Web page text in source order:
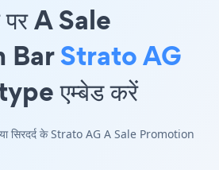
पर A Sale
BarStrato AG
एम्बेड करें
या सिरदर्द के Strato AG A Sale Promotion